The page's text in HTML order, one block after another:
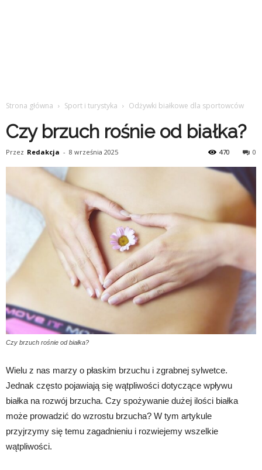
Strona główna Sport i turystyka Odżywki białkowe dla sportowców
Czy brzuch rośnie od białka?
Przez Redakcja - 8 września 2025 0
470
Czy brzuch rośnie od białka?
Wielu z nas marzy o płaskim brzuchu i zgrabnej sylwetce.
Jednak często pojawiają się wątpliwości dotyczące wpływu
białka na rozwój brzucha. Czy spożywanie dużej ilości białka
może prowadzić do wzrostu brzucha? W tym artykule
przyjrzymy się temu zagadnieniu i rozwiejemy wszelkie
wątpliwości.